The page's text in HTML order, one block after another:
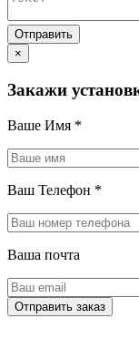
×
Закажи
Ваше Имя *
Ваш Телефон *
Ваша почта